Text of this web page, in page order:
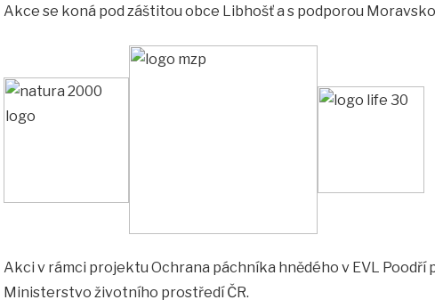
Akce se koná pod záštitou obce Libhošť a s podporou
Akci v rámci projektu Ochrana páchníka hnědého v EVL Poodří
Ministerstvo životního prostředí ČR.